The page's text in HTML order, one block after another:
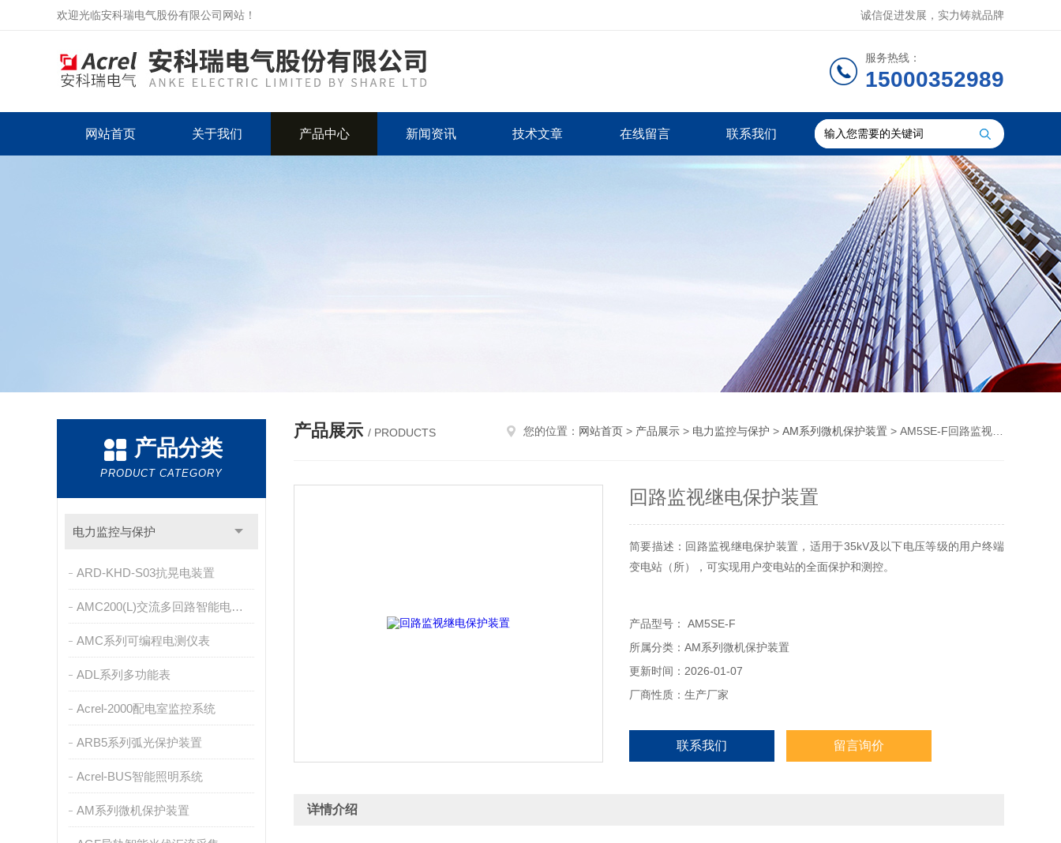
欢迎光临安科瑞电气股份有限公司网站！ 诚信促进发展，实力铸就品牌
服务热线：
15000352989
网站首页 关于我们 产品中心 新闻资讯 技术文章 在线留言 联系我们
产品分类
PRODUCT CATEGORY
电力监控与保护
ARD-KHD-S03抗晃电装置
AMC200(L)交流多回路智能电量采集监控装置
AMC系列可编程电测仪表
ADL系列多功能表
Acrel-2000配电室监控系统
ARB5系列弧光保护装置
Acrel-BUS智能照明系统
AM系列微机保护装置
产品展示 / PRODUCTS 您的位置： 网站首页 > 产品展示 > 电力监控与保护 > AM系列微机保护装置 > AM5SE-F回路监视继电保护装置
回路监视继电保护装置
简要描述：回路监视继电保护装置，适用于35kV及以下电压等级的用户终端
变电站（所），可实现用户变电站的全面保护和测控。
产品型号： AM5SE-F
所属分类：AM系列微机保护装置
更新时间：2026-01-07
厂商性质：生产厂家
联系我们 留言询价
详情介绍